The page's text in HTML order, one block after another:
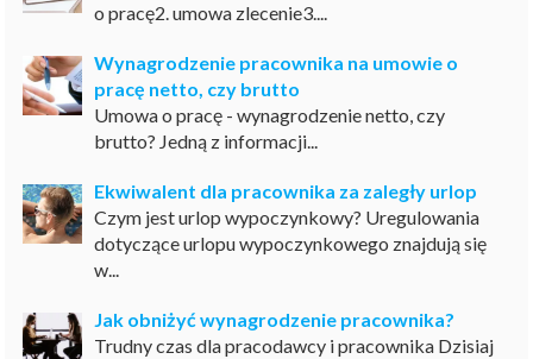
o pracę2. umowa zlecenie3....
Wynagrodzenie pracownika na umowie o
pracę netto, czy brutto
Umowa o pracę - wynagrodzenie netto, czy
brutto? Jedną z informacji...
Ekwiwalent dla pracownika za zaległy urlop
Czym jest urlop wypoczynkowy? Uregulowania
dotyczące urlopu wypoczynkowego znajdują się
w...
Jak obniżyć wynagrodzenie pracownika?
Trudny czas dla pracodawcy i pracownika Dzisiaj